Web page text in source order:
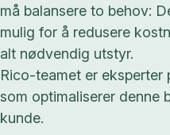
må balansere to behov:
mulig for å redusere
alt nødvendig utstyr.
Rico-teamet er eksperter
som optimaliserer denne
kunde.